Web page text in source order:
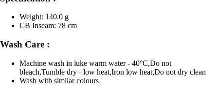
Weight: 140.0 g
CB Inseam: 78 cm
Wash Care :
Machine wash in luke warm water - 40°C,Do not
bleach,Tumble dry - low heat,Iron low heat,Do not dry clean
Wash with similar colours